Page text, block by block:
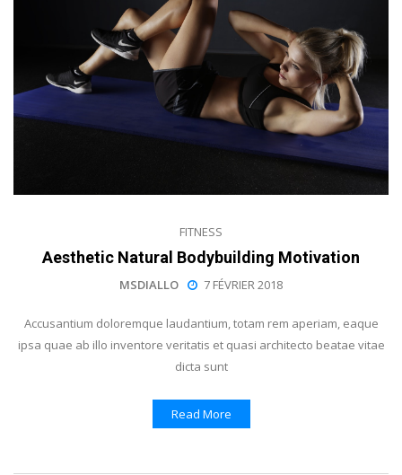
FITNESS
Aesthetic Natural Bodybuilding Motivation
MSDIALLO 7 FÉVRIER 2018
Accusantium doloremque laudantium, totam rem aperiam, eaque
ipsa quae ab illo inventore veritatis et quasi architecto beatae vitae
dicta sunt
Read More